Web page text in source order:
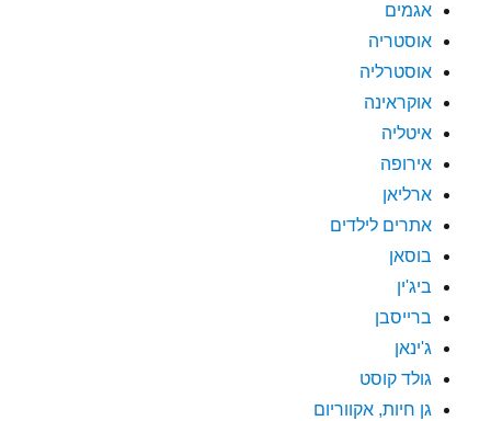
אגמים
אוסטריה
אוסטרליה
אוקראינה
איטליה
אירופה
ארליאן
אתרים לילדים
בוסאן
ביג'ין
ברייסבן
ג'ינאן
גולד קוסט
גן חיות, אקווריום